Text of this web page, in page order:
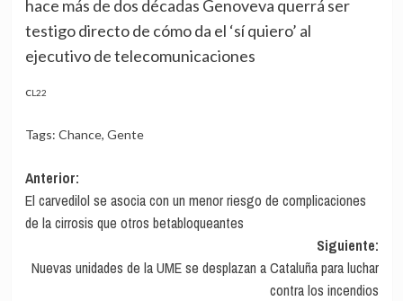
hace más de dos décadas Genoveva querrá ser
testigo directo de cómo da el ‘sí quiero’ al
ejecutivo de telecomunicaciones
CL22
Tags: Chance, Gente
Navegación
de
entradas
Anterior:
El carvedilol se asocia con un menor riesgo de complicaciones
de la cirrosis que otros betabloqueantes
Siguiente:
Nuevas unidades de la UME se desplazan a Cataluña para luchar
contra los incendios